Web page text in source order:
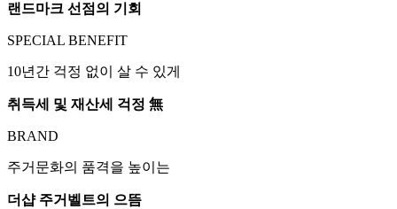
랜드마크 선점의 기회
SPECIAL BENEFIT
10년간 걱정 없이 살 수 있게
취득세 및 재산세 걱정 無
BRAND
주거문화의 품격을 높이는
더샵 주거벨트의 으뜸